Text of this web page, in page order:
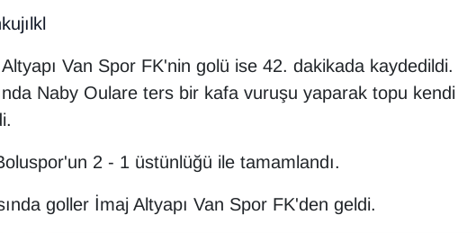
Van Spor FK'nin golü ise 42. dakikada kaydedildi.
Naby Oulare ters bir kafa vuruşu yaparak topu kendi
2 - 1 üstünlüğü ile tamamlandı.
goller İmaj Altyapı Van Spor FK'den geldi.